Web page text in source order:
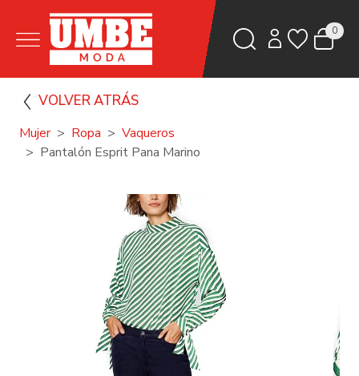
0
VOLVER ATRÁS
Mujer Ropa
Vaqueros
Pantalón Esprit Pana Marino